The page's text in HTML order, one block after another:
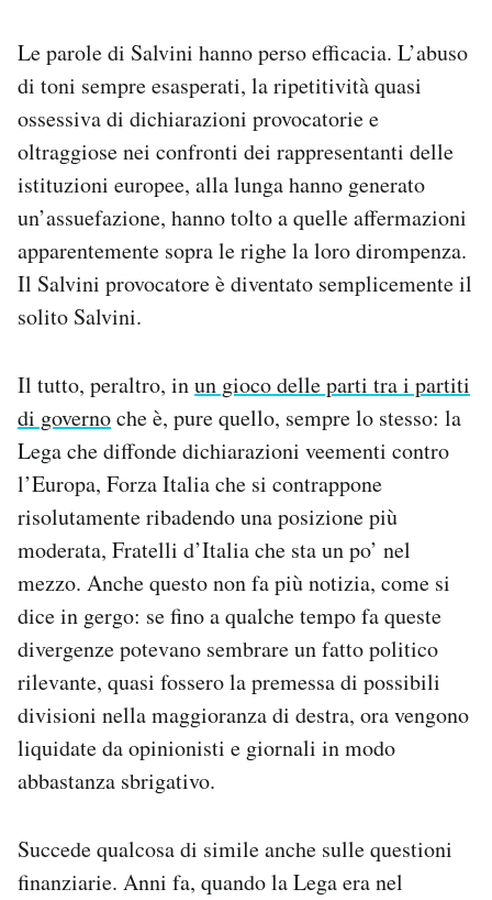
Le parole di Salvini hanno perso efficacia. L’abuso
di toni sempre esasperati, la ripetitività quasi
ossessiva di dichiarazioni provocatorie e
oltraggiose nei confronti dei rappresentanti delle
istituzioni europee, alla lunga hanno generato
un’assuefazione, hanno tolto a quelle affermazioni
apparentemente sopra le righe la loro dirompenza.
Il Salvini provocatore è diventato semplicemente il
solito Salvini.
Il tutto, peraltro, inun gioco delle parti tra i partiti
di governoche è, pure quello, sempre lo stesso: la
Lega che diffonde dichiarazioni veementi contro
l’Europa, Forza Italia che si contrappone
risolutamente ribadendo una posizione più
moderata, Fratelli d’Italia che sta un po’ nel
mezzo. Anche questo non fa più notizia, come si
dice in gergo: se fino a qualche tempo fa queste
divergenze potevano sembrare un fatto politico
rilevante, quasi fossero la premessa di possibili
divisioni nella maggioranza di destra, ora vengono
liquidate da opinionisti e giornali in modo
abbastanza sbrigativo.
Succede qualcosa di simile anche sulle questioni
finanziarie. Anni fa, quando la Lega era nel